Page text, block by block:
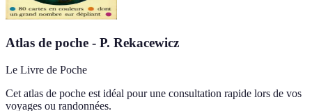
Atlas de poche - P. Rekacewicz
Le Livre de Poche
Cet atlas de poche est idéal pour une consultation rapide lors de vos
voyages ou randonnées.